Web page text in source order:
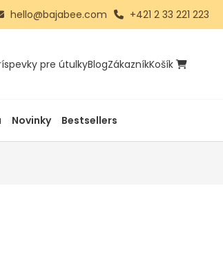
hello@bajabee.com +421 2 33 221 223
pre útulkyBlogZákazníkKošík
Novinky Bestsellers